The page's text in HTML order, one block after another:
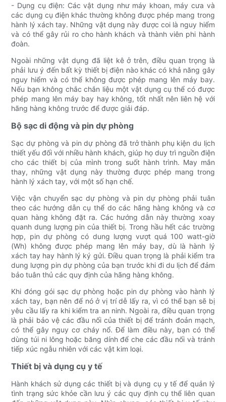
- Dụng cụ điện: Các vật dụng như máy khoan, máy cưa và
các dụng cụ điện khác thường không được phép mang trong
hành lý xách tay. Những vật dụng này được coi là nguy hiểm
và có thể gây rủi ro cho hành khách và thành viên phi hành
đoàn.
Ngoài những vật dụng đã liệt kê ở trên, điều quan trọng là
phải lưu ý đến bất kỳ thiết bị điện nào khác có khả năng gây
nguy hiểm và có thể không được phép mang lên máy bay.
Nếu bạn không chắc chắn liệu một vật dụng cụ thể có được
phép mang lên máy bay hay không, tốt nhất nên liên hệ với
hãng hàng không trước để được giải đáp.
Bộ sạc di động và pin dự phòng
Sạc dự phòng và pin dự phòng đã trở thành phụ kiện du lịch
thiết yếu đối với nhiều hành khách, giúp họ duy trì nguồn điện
cho các thiết bị của mình trong suốt hành trình. May mắn
thay, những vật dụng này thường được phép mang trong
hành lý xách tay, với một số hạn chế.
Việc vận chuyển sạc dự phòng và pin dự phòng phải tuân
theo các hướng dẫn cụ thể do các hãng hàng không và cơ
quan hàng không đặt ra. Các hướng dẫn này thường xoay
quanh dung lượng pin của thiết bị. Trong hầu hết các trường
hợp, pin dự phòng có dung lượng vượt quá 100 watt-giờ
(Wh) không được phép mang lên máy bay, dù là hành lý
xách tay hay hành lý ký gửi. Điều quan trọng là phải kiểm tra
dung lượng pin dự phòng của bạn trước khi đi du lịch để đảm
bảo tuân thủ các quy định của hãng hàng không.
Khi đóng gói sạc dự phòng hoặc pin dự phòng vào hành lý
xách tay, bạn nên để nó ở vị trí dễ lấy ra, vì có thể bạn sẽ bị
yêu cầu lấy ra khi kiểm tra an ninh. Ngoài ra, điều quan trọng
là phải bảo vệ các đầu nối của thiết bị để tránh đoản mạch,
có thể gây nguy cơ cháy nổ. Để làm điều này, bạn có thể
dùng túi ni lông hoặc băng dính để che các đầu nối và tránh
tiếp xúc ngẫu nhiên với các vật kim loại.
Thiết bị và dụng cụ y tế
Hành khách sử dụng các thiết bị và dụng cụ y tế để quản lý
tình trạng sức khỏe cần lưu ý các quy định cụ thể liên quan